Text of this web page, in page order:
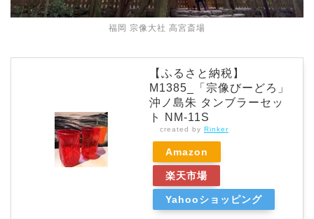
福岡 宗像大社 高宮斎場
【ふるさと納税】
M1385_「宗像びーどろ」
沖ノ島朱 タンブラーセッ
ト NM-11S
created by Rinker
Amazon
楽天市場
Yahooショッピング